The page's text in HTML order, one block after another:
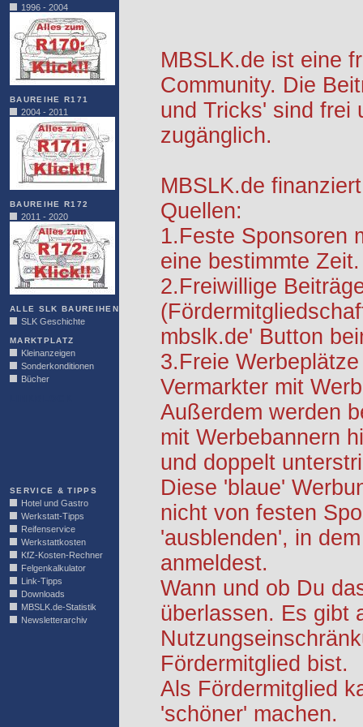
1996 - 2004
BAUREIHE R171
2004 - 2011
BAUREIHE R172
2011 - 2020
ALLE SLK BAUREIHEN
SLK Geschichte
MARKTPLATZ
Kleinanzeigen
Sonderkonditionen
Bücher
SERVICE & TIPPS
Hotel und Gastro
Werkstatt-Tipps
Reifenservice
Werkstattkosten
KfZ-Kosten-Rechner
Felgenkalkulator
Link-Tipps
Downloads
MBSLK.de-Statistik
Newsletterarchiv
MBSLK.de ist eine
Community. Die
und Tricks' sind frei
zugänglich.
MBSLK.de
Quellen:
1.Feste Sponsoren
eine bestimmte Zeit.
2.Freiwillige
mbslk.de' Button
3.Freie
Vermarkter mit
Außerdem werden
mit Werbebannern
und doppelt
Diese 'blaue'
nicht von festen
'ausblenden', in
anmeldest.
Wann und ob Du
überlassen. Es gibt
Fördermitglied bist.
Als Fördermitglied
'schöner' machen.